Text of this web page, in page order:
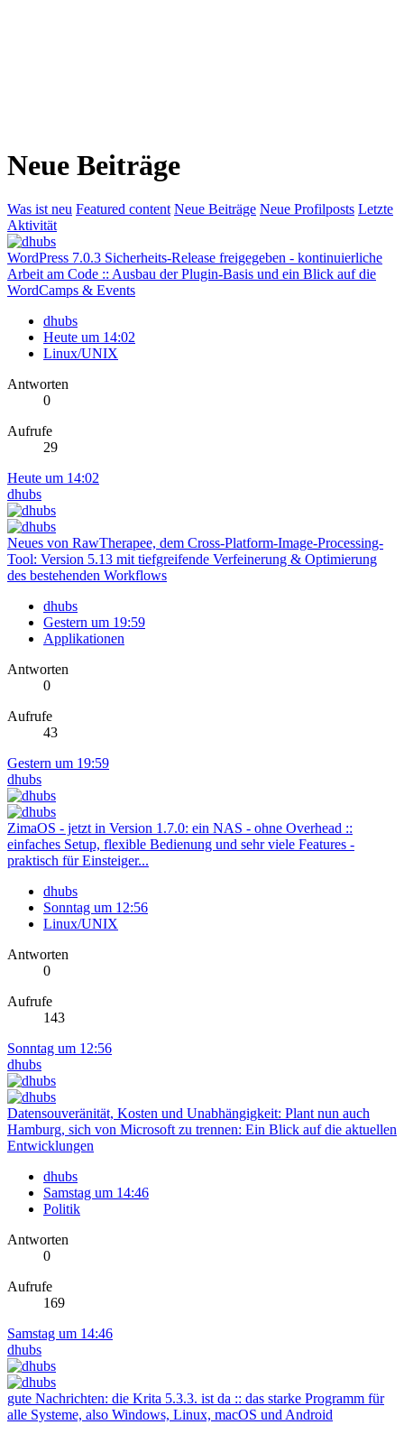
Neue Beiträge
Was ist neu Featured content Neue Beiträge Neue Profilposts Letzte
Aktivität
WordPress 7.0.3 Sicherheits-Release freigegeben - kontinuierliche
Arbeit am Code :: Ausbau der Plugin-Basis und ein Blick auf die
WordCamps & Events
dhubs
Heute um 14:02
Linux/UNIX
Antworten
0
Aufrufe
29
Heute um 14:02
dhubs
Neues von RawTherapee, dem Cross-Platform-Image-Processing-
Tool: Version 5.13 mit tiefgreifende Verfeinerung & Optimierung
des bestehenden Workflows
dhubs
Gestern um 19:59
Applikationen
Antworten
0
Aufrufe
43
Gestern um 19:59
dhubs
ZimaOS - jetzt in Version 1.7.0: ein NAS - ohne Overhead ::
einfaches Setup, flexible Bedienung und sehr viele Features -
praktisch für Einsteiger...
dhubs
Sonntag um 12:56
Linux/UNIX
Antworten
0
Aufrufe
143
Sonntag um 12:56
dhubs
Datensouveränität, Kosten und Unabhängigkeit: Plant nun auch
Hamburg, sich von Microsoft zu trennen: Ein Blick auf die aktuellen
Entwicklungen
dhubs
Samstag um 14:46
Politik
Antworten
0
Aufrufe
169
Samstag um 14:46
dhubs
gute Nachrichten: die Krita 5.3.3. ist da :: das starke Programm für
alle Systeme, also Windows, Linux, macOS und Android